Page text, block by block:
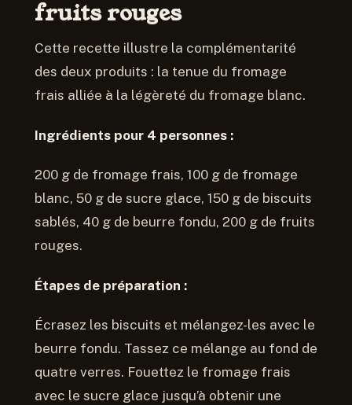
fruits rouges
Cette recette illustre la complémentarité
des deux produits : la tenue du fromage
frais alliée à la légèreté du fromage blanc.
Ingrédients pour 4 personnes :
200 g de fromage frais, 100 g de fromage
blanc, 50 g de sucre glace, 150 g de biscuits
sablés, 40 g de beurre fondu, 200 g de fruits
rouges.
Étapes de préparation :
Écrasez les biscuits et mélangez-les avec le
beurre fondu. Tassez ce mélange au fond de
quatre verres. Fouettez le fromage frais
avec le sucre glace jusqu’à obtenir une